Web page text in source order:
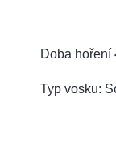
Doba hoření
Typ vosku: